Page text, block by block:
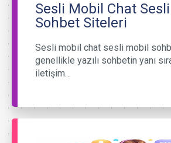
Sesli Mobil Chat
Sohbet Siteleri
Sesli mobil chat sesli mobil
genellikle yazılı sohbetin yanı
iletişim…